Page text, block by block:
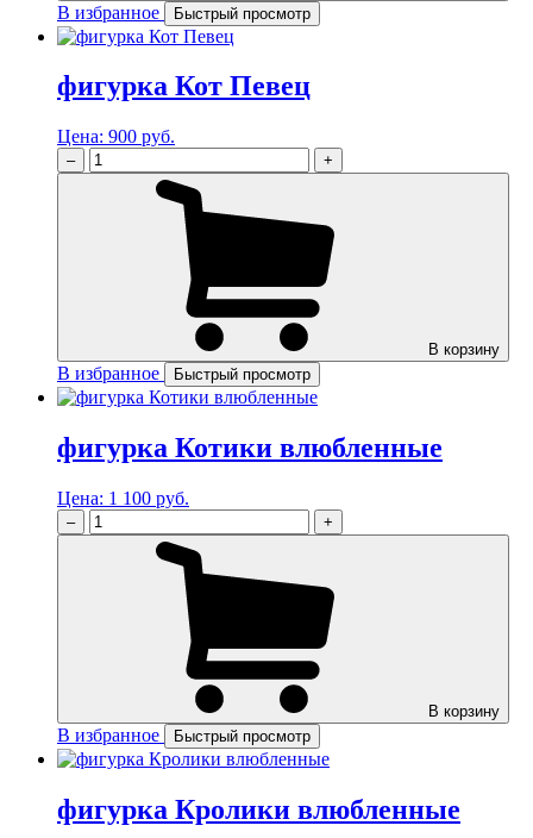
В избранное Быстрый просмотр
фигурка Кот Певец
Цена: 900 руб.
– +
В корзину
В избранное Быстрый просмотр
фигурка Котики влюбленные
Цена: 1 100 руб.
– +
В корзину
В избранное Быстрый просмотр
фигурка Кролики влюбленные